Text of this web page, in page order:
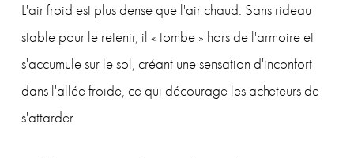
L'air froid est plus dense que l'air chaud. Sans rideau
stable pour le retenir, il « tombe » hors de l'armoire et
s'accumule sur le sol, créant une sensation d'inconfort
dans l'allée froide, ce qui décourage les acheteurs de
s'attarder.